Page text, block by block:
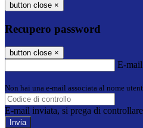
button close ×
Recupero password
button close ×
E-mail
Non hai una e-mail associata al nome
E-mail inviata, si prega di